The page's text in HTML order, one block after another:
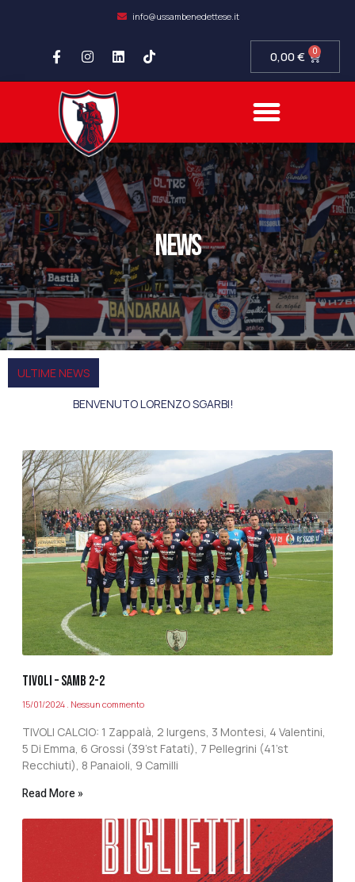
info@ussambenedettese.it
0,00€ 0
news
ULTIME NEWS
BENVENUTO LORENZO SGARBI!
TIVOLI – SAMB 2-2
15/01/2024 Nessun commento
TIVOLI CALCIO: 1 Zappalà, 2 Iurgens, 3 Montesi, 4 Valentini,
5 Di Emma, 6 Grossi (39’st Fatati), 7 Pellegrini (41’st
Recchiuti), 8 Panaioli, 9 Camilli
Read More »